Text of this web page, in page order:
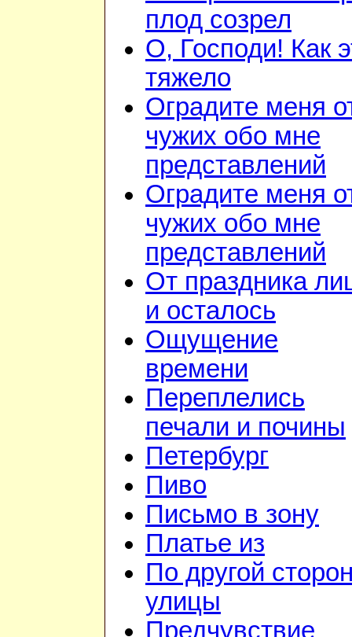
плод созрел
О, Господи! Как
тяжело
Оградите меня
чужих обо мне
представлений
Оградите меня
чужих обо мне
представлений
От праздника
и осталось
Ощущение
времени
Переплелись
печали и почины
Петербург
Пиво
Письмо в зону
Платье из
По другой
улицы
Предчувствие